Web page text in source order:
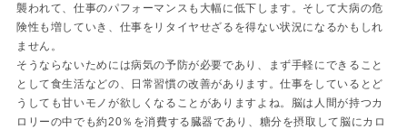
襲われて、仕事のパフォーマンスも大幅に低下します。そして大病の危
険性も増していき、仕事をリタイヤせざるを得ない状況になるかもしれ
ません。
そうならないためには病気の予防が必要であり、まず手軽にできること
として食生活などの、日常習慣の改善があります。仕事をしているとど
うしても甘いモノが欲しくなることがありますよね。脳は人間が持つカ
ロリーの中でも約20％を消費する臓器であり、糖分を摂取して脳にカロ